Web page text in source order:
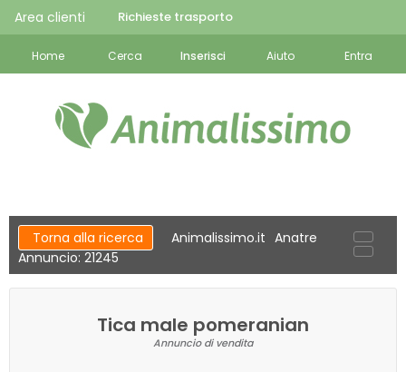
Area clienti Richieste trasporto
Home Cerca Inserisci Aiuto Entra
Torna alla ricerca Animalissimo.it Anatre
Annuncio: 21245
Tica male pomeranian
Annuncio di vendita